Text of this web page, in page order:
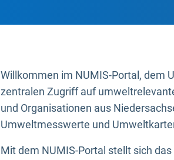
Willkommen im NUMIS-Portal, dem
zentralen Zugriff auf
und Organisationen aus
Umweltmesswerte und
Mit dem NUMIS-Portal stellt sich